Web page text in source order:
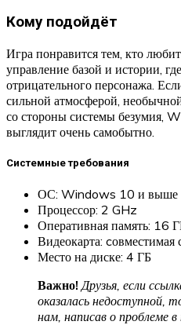
Кому подойдёт
Игра понравится тем, кто
управление базой и истории,
отрицательного персонажа.
сильной атмосферой,
со стороны системы безумия,
выглядит очень самобытно.
Системные требования
ОС: Windows 10 и выше
Процессор: 2 GHz
Оперативная память: 16
Видеокарта:
Место на диске: 4 ГБ
Важно! Друзья, если
оказалась недоступной,
нам, написав о проблеме